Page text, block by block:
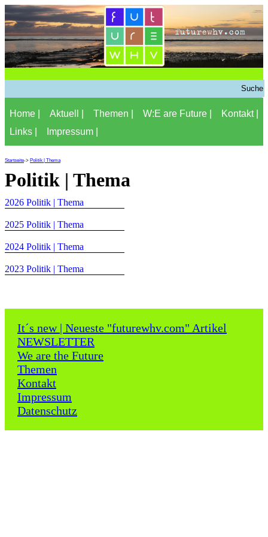
Home | Aktuell | Themen | W:E are Future |
Kontakt |
Links |
Impressum |
Startseite-> Politik | Thema
Politik | Thema
2026 Politik | Thema
2025 Politik | Thema
2024 Politik | Thema
2023 Politik | Thema
It´s new | Neueste "futurewhv.com" Artikel
NEWSLETTER
We are the Future
Themen
Kontakt
Impressum
Datenschutz